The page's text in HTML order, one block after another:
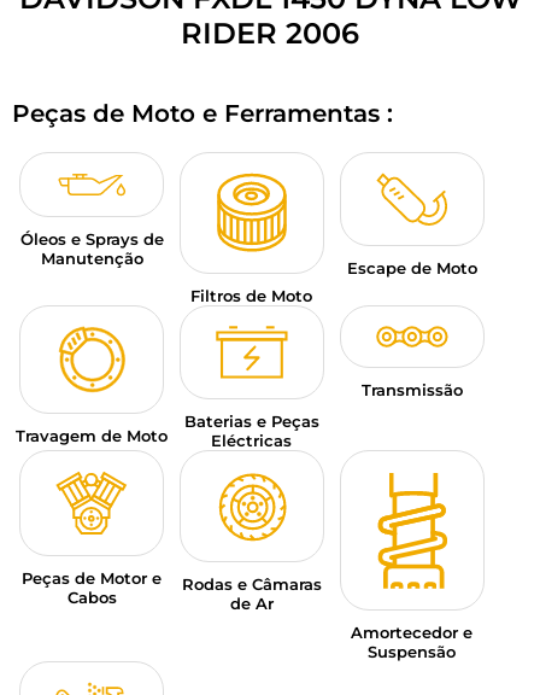
BAGAGEM PARA MOTO
CARTÕES PRESENTE
PT | EUR € — MODIFICAR
CONSELHOS
CONTACTAR-NOS
RIDER 2006
Peças de Moto e Ferramentas :
Óleos e Sprays de
Manutenção
Filtros de Moto
Escape de Moto
Travagem de Moto
Baterias e Peças
Eléctricas
Transmissão
Peças de Motor e
Cabos
Rodas e Câmaras
de Ar
Amortecedor e
Suspensão